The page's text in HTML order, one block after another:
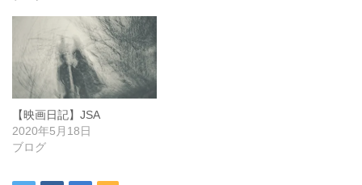
【映画日記】JSA
2020年5月18日
ブログ